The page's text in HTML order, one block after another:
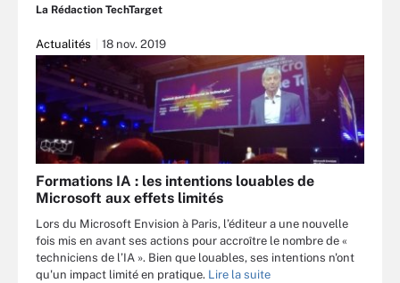
La Rédaction TechTarget
Actualités 18 nov. 2019
Formations IA : les intentions louables de
Microsoft aux effets limités
Lors du Microsoft Envision à Paris, l’éditeur a une nouvelle
fois mis en avant ses actions pour accroître le nombre de «
techniciens de l’IA ». Bien que louables, ses intentions n'ont
qu'un impact limité en pratique. Lire la suite